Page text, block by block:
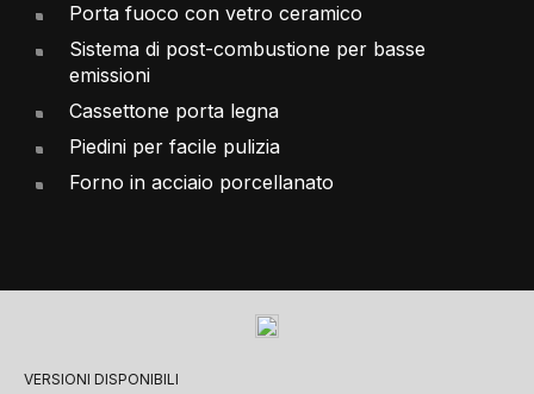
Porta fuoco con vetro ceramico
Sistema di post-combustione per basse
emissioni
Cassettone porta legna
Piedini per facile pulizia
Forno in acciaio porcellanato
VERSIONI DISPONIBILI